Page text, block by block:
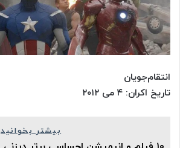
انتقام‌جویان
تاریخ اکران: ۴ می ۲۰۱۲
بیشتر بخوانید